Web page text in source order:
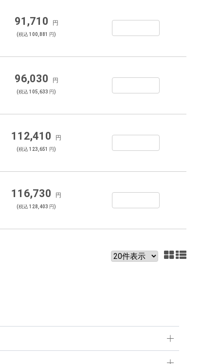
91,710 円
(税込 100,881 円)
96,030 円
(税込 105,633 円)
112,410 円
(税込 123,651 円)
116,730 円
(税込 128,403 円)